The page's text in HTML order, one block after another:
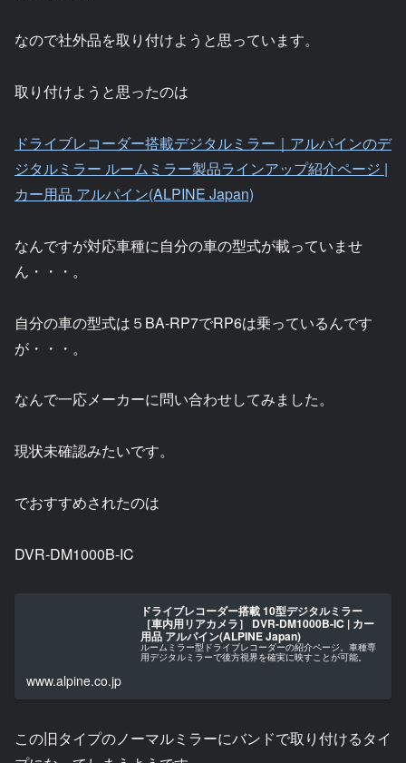
なので社外品を取り付けようと思っています。
取り付けようと思ったのは
ドライブレコーダー搭載デジタルミラー｜アルパインのデ
ジタルミラー ルームミラー製品ラインアップ紹介ページ |
カー用品 アルパイン(ALPINE Japan)
なんですが対応車種に自分の車の型式が載っていませ
ん・・・。
自分の車の型式は５BA-RP7でRP6は乗っているんです
が・・・。
なんで一応メーカーに問い合わせしてみました。
現状未確認みたいです。
でおすすめされたのは
DVR-DM1000B-IC
ドライブレコーダー搭載 10型デジタルミラー
［車内用リアカメラ］ DVR-DM1000B-IC | カー
用品 アルパイン(ALPINE Japan)
ルームミラー型ドライブレコーダーの紹介ページ。車種専
用デジタルミラーで後方視界を確実に映すことが可能。
www.alpine.co.jp
この旧タイプのノーマルミラーにバンドで取り付けるタイ